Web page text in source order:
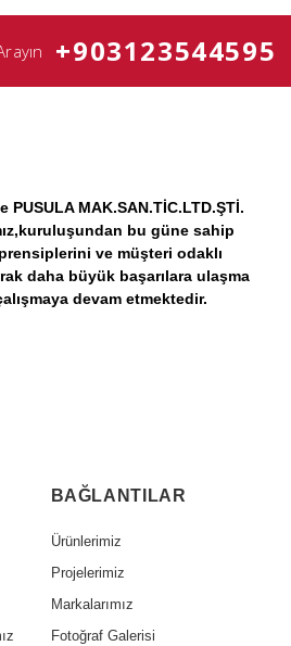
+903123544595
PUSULA MAK.SAN.TİC.LTD.ŞTİ.
bu güne sahip
ve müşteri odaklı
daha büyük başarılara ulaşma
devam etmektedir.
BAĞLANTILAR
Ürünlerimiz
Projelerimiz
Markalarımız
Fotoğraf Galerisi